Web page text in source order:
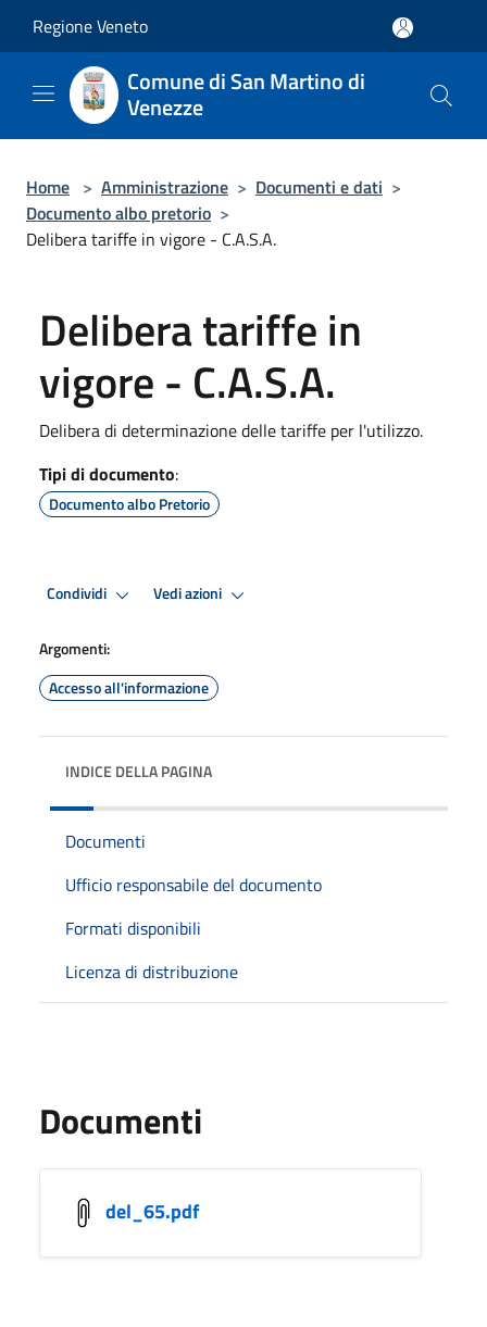
Regione Veneto
Comune di San Martino di
Venezze
Home > Amministrazione > Documenti e dati >
Documento albo pretorio >
Delibera tariffe in vigore - C.A.S.A.
Delibera tariffe in
vigore - C.A.S.A.
Delibera di determinazione delle tariffe per l'utilizzo.
Tipi di documento:
Documento albo Pretorio
Condividi Vedi azioni
Argomenti:
Accesso all'informazione
INDICE DELLA PAGINA
Documenti
Ufficio responsabile del documento
Formati disponibili
Licenza di distribuzione
Documenti
del_65.pdf